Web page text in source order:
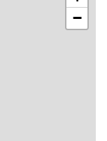
−